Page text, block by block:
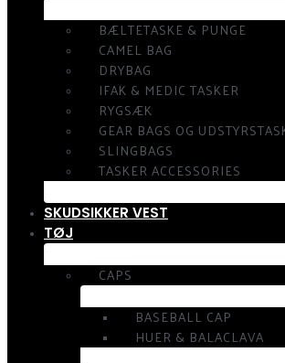
BÆLTETASKE & PUNGE
CAMEL BAG
DRYBAG
IFAK & MEDIC TASKER
RYGSÆK
GEAR BAGS OG
SLINGBAGS
TASKER ACCESSORIES
SKUDSIKKER VEST
TØJ
CAPS
BASEBALL CAP
HUER & BALACLAVA